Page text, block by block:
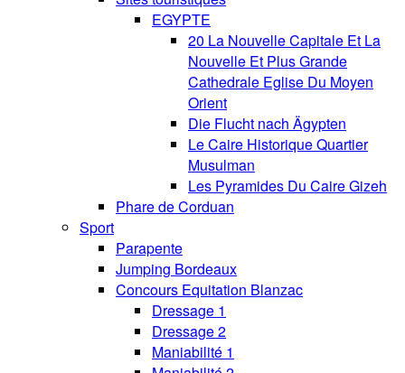
EGYPTE
20 La Nouvelle Capitale Et La
Nouvelle Et Plus Grande
Cathedrale Eglise Du Moyen
Orient
Die Flucht nach Ägypten
Le Caire Historique Quartier
Musulman
Les Pyramides Du Caire Gizeh
Phare de Corduan
Sport
Parapente
Jumping Bordeaux
Concours Equitation Blanzac
Dressage 1
Dressage 2
Maniabilité 1